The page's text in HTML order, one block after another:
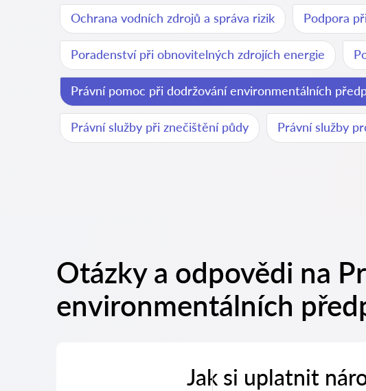
Ochrana vodních zdrojů a správa rizik Podpora
Poradenství při obnovitelných zdrojích energie
Právní pomoc při dodržování environmentálních
Právní služby při znečištění půdy Právní služby
Otázky a odpovědi na
environmentálních
Jak si uplatnit